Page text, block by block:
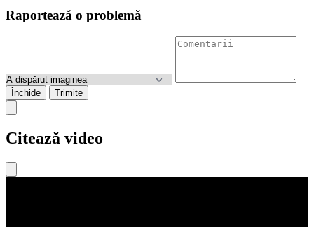
Raportează o problemă
Închide Trimite
Citează video